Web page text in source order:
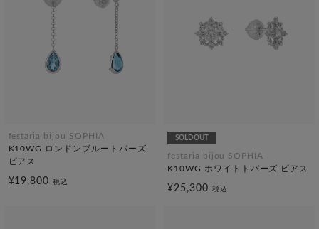
festaria bijou SOPHIA
K10WG ロンドンブルートパーズ
ピアス
¥19,800税込
SOLDOUT
festaria bijou SOPHIA
K10WG ホワイトトパーズ ピアス
¥25,300 税込